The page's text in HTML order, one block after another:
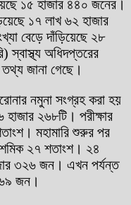
১৫ হাজার ৪৪০ জনের।
১৭ লাখ ৬২ হাজার
বেড়ে দাঁড়িয়েছে ২৮
স্বাস্থ্য অধিদপ্তরের
জানা গেছে।
নমুনা সংগ্রহ করা হয়
২৬৮টি। পরীক্ষার
মহামারি শুরুর পর
২৭ শতাংশ। ২৪
৩২৬ জন। এখন পর্যন্ত
জন।